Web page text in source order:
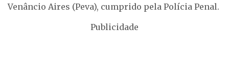
Venâncio Aires (Peva), cumprido pela Polícia Penal.
Publicidade